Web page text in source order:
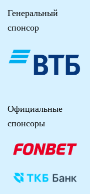
Генеральный
спонсор
Официальные
спонсоры